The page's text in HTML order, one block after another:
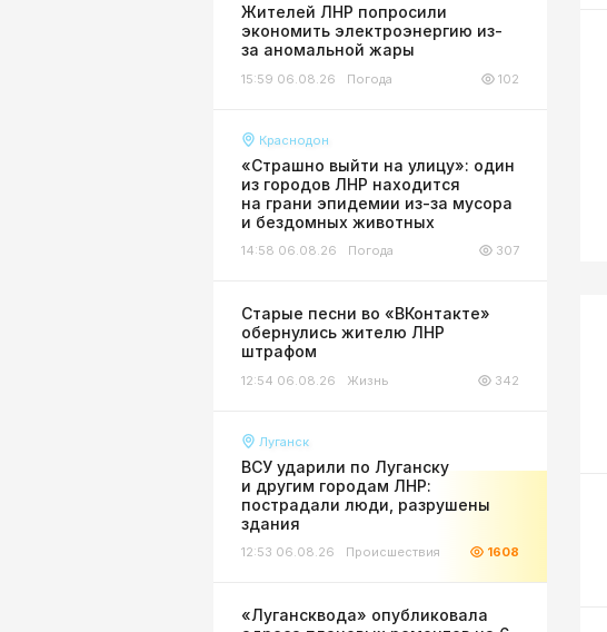
Жителей ЛНР попросили
экономить электроэнергию из-
за аномальной жары
15:59 06.08.26 Погода 102
Краснодон
«Страшно выйти на улицу»: один
из городов ЛНР находится
на грани эпидемии из-за мусора
и бездомных животных
14:58 06.08.26 Погода 307
Старые песни во «ВКонтакте»
обернулись жителю ЛНР
штрафом
12:54 06.08.26 Жизнь 342
Луганск
ВСУ ударили по Луганску
и другим городам ЛНР:
пострадали люди, разрушены
здания
12:53 06.08.26 Происшествия 1608
«Лугансквода» опубликовала